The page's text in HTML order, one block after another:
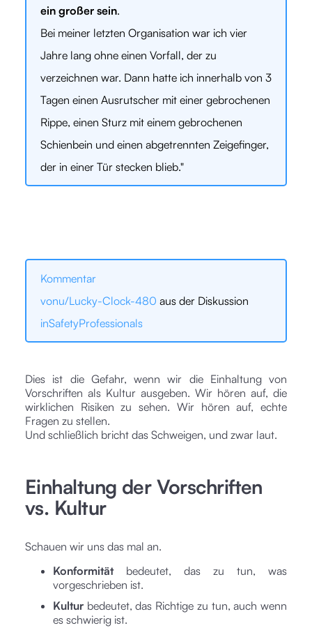
ein großer sein.
Bei meiner letzten Organisation war ich vier
Jahre lang ohne einen Vorfall, der zu
verzeichnen war. Dann hatte ich innerhalb von 3
Tagen einen Ausrutscher mit einer gebrochenen
Rippe, einen Sturz mit einem gebrochenen
Schienbein und einen abgetrennten Zeigefinger,
der in einer Tür stecken blieb."
Kommentar
vonu/Lucky-Clock-480 aus der Diskussion
inSafetyProfessionals
Dies ist die Gefahr, wenn wir die Einhaltung von
Vorschriften als Kultur ausgeben. Wir hören auf, die
wirklichen Risiken zu sehen. Wir hören auf, echte
Fragen zu stellen.
Und schließlich bricht das Schweigen, und zwar laut.
Einhaltung der Vorschriften
vs. Kultur
Schauen wir uns das mal an.
Konformitätbedeutet, das zu tun, was
vorgeschrieben ist.
Kultur bedeutet, das Richtige zu tun, auch wenn
es schwierig ist.